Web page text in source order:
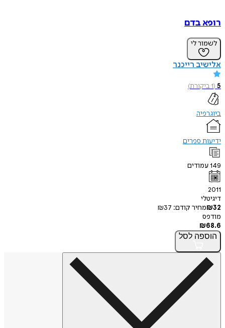
רופא בדם
לשמור לי
אלישיב רייכנר
5
(
1ביקורת)
ביוגרפיה
ידיעות ספרים
149עמודים
2011
דיגיטלי
₪32 מחיר קודם: ₪37
מודפס
₪68.6
הוספה לסל